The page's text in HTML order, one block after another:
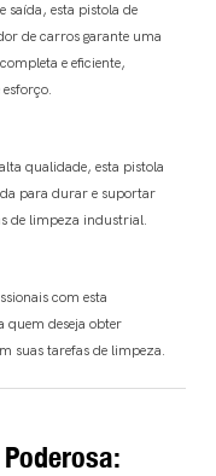
saída, esta pistola de
de carros garante uma
e eficiente,
qualidade, esta pistola
para durar e suportar
de limpeza industrial.
com esta
quem deseja obter
suas tarefas de limpeza.